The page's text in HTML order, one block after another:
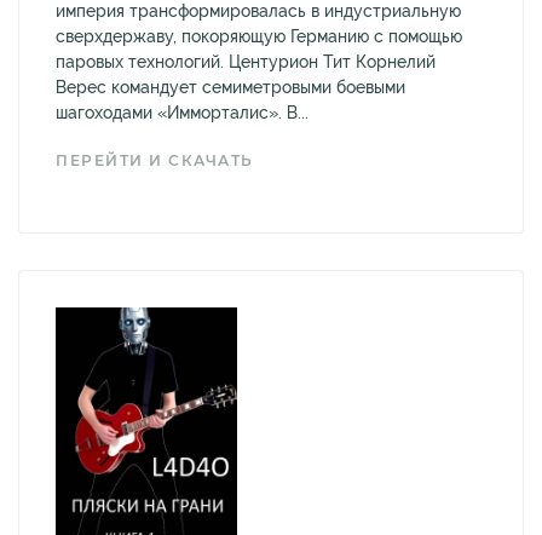
империя трансформировалась в индустриальную
сверхдержаву, покоряющую Германию с помощью
паровых технологий. Центурион Тит Корнелий
Верес командует семиметровыми боевыми
шагоходами «Имморталис». В...
ПЕРЕЙТИ И СКАЧАТЬ